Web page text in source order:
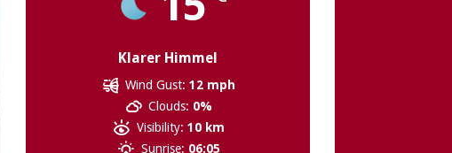
Klarer Himmel
Wind Gust: 12 mph
Clouds: 0%
Visibility: 10 km
Sunrise: 06:05